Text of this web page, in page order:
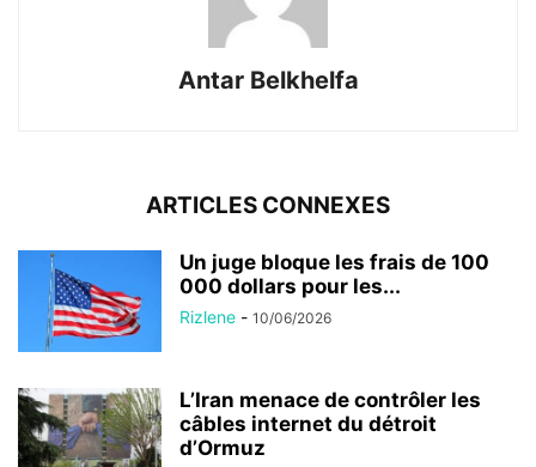
Antar Belkhelfa
ARTICLES CONNEXES
Un juge bloque les frais de 100
000 dollars pour les...
Rizlene - 10/06/2026
L’Iran menace de contrôler les
câbles internet du détroit
d’Ormuz